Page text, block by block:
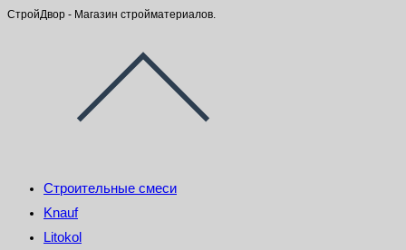
СтройДвор - Магазин стройматериалов.
Строительные смеси
Knauf
Litokol